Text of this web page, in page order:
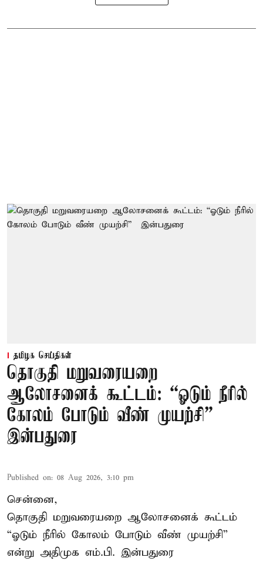
தமிழக செய்திகள்
தொகுதி மறுவரையறை
ஆலோசனைக் கூட்டம்: “ஓடும் நீரில்
கோலம் போடும் வீண் முயற்சி” –
இன்பதுரை
Published on: 08 Aug 2026, 3:10 pm
சென்னை,
தொகுதி மறுவரையறை ஆலோசனைக் கூட்டம்
“ஓடும் நீரில் கோலம் போடும் வீண் முயற்சி”
என்று அதிமுக எம்.பி. இன்பதுரை